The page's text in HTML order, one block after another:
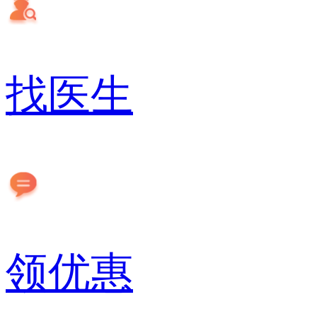
找医生
领优惠